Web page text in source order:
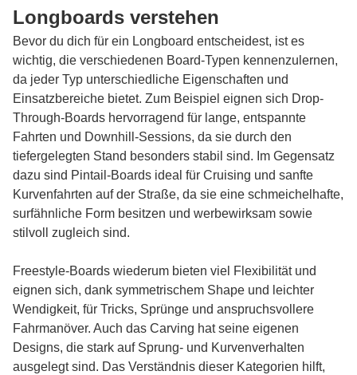
Longboards verstehen
Bevor du dich für ein Longboard entscheidest, ist es
wichtig, die verschiedenen Board-Typen kennenzulernen,
da jeder Typ unterschiedliche Eigenschaften und
Einsatzbereiche bietet. Zum Beispiel eignen sich Drop-
Through-Boards hervorragend für lange, entspannte
Fahrten und Downhill-Sessions, da sie durch den
tiefergelegten Stand besonders stabil sind. Im Gegensatz
dazu sind Pintail-Boards ideal für Cruising und sanfte
Kurvenfahrten auf der Straße, da sie eine schmeichelhafte,
surfähnliche Form besitzen und werbewirksam sowie
stilvoll zugleich sind.
Freestyle-Boards wiederum bieten viel Flexibilität und
eignen sich, dank symmetrischem Shape und leichter
Wendigkeit, für Tricks, Sprünge und anspruchsvollere
Fahrmanöver. Auch das Carving hat seine eigenen
Designs, die stark auf Sprung- und Kurvenverhalten
ausgelegt sind. Das Verständnis dieser Kategorien hilft,